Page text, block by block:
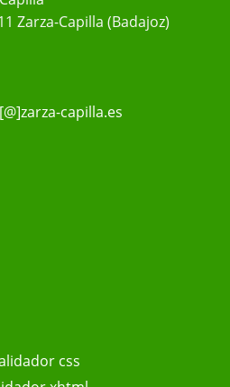
Zarza-Capilla (Badajoz)
capilla.es